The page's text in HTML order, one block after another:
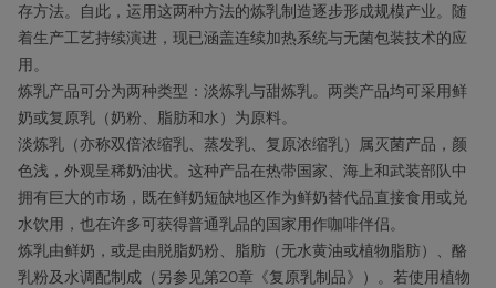
存方法。自此，运用这两种方法的炼乳制造逐步形成规模产业。随
着生产工艺持续演进，现已涵盖连续加热系统与无菌包装技术的应
用。
炼乳产品可分为两种类型：淡炼乳与甜炼乳。两类产品均可采用鲜
奶或复原乳（奶粉、脂肪和水）为原料。
淡炼乳（亦称双倍浓缩乳、蒸发乳、复原浓缩乳）属灭菌产品，颜
色浅，外观呈稀奶油状。这种产品在热带国家、海上和武装部队中
拥有巨大的市场，既在鲜奶短缺地区作为鲜奶替代品直接食用或兑
水饮用，也在许多可获得普通乳品的国家用作咖啡伴侣。
炼乳由鲜奶，或是由脱脂奶粉、脂肪（无水黄油或植物脂肪）、酪
乳粉及水调配制成（另参见第20章《复原乳制品》）。若使用植物